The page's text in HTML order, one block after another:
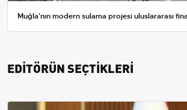
Muğla'nın modern sulama projesi uluslararası
EDİTÖRÜN SEÇTİKLERİ